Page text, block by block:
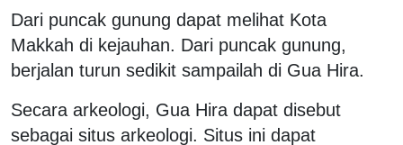
Dari puncak gunung dapat melihat Kota
Makkah di kejauhan. Dari puncak gunung,
berjalan turun sedikit sampailah di Gua Hira.
Secara arkeologi, Gua Hira dapat disebut
sebagai situs arkeologi. Situs ini dapat